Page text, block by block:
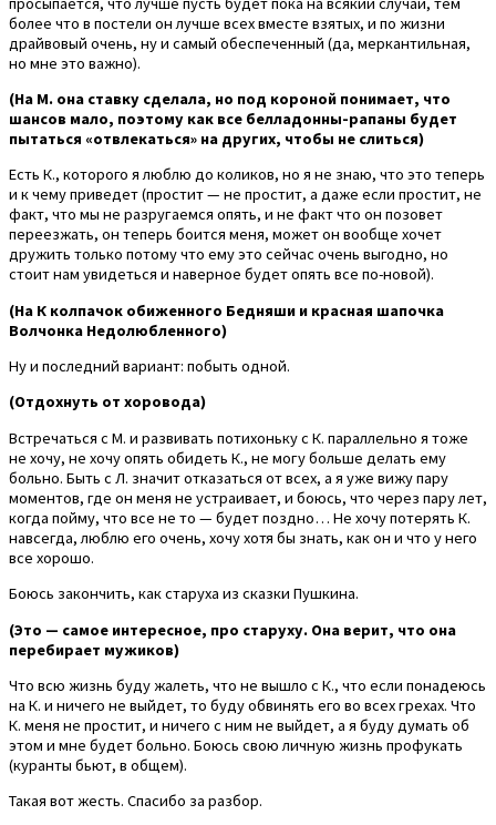
более что в постели он лучше всех вместе взятых, и по жизни
драйвовый очень, ну и самый обеспеченный (да, меркантильная,
но мне это важно).
(На М. она ставку сделала, но под короной понимает, что
шансов мало, поэтому как все белладонны-рапаны будет
пытаться «отвлекаться» на других, чтобы не слиться)
Есть К., которого я люблю до коликов, но я не знаю, что это теперь
и к чему приведет (простит — не простит, а даже если простит, не
факт, что мы не разругаемся опять, и не факт что он позовет
переезжать, он теперь боится меня, может он вообще хочет
дружить только потому что ему это сейчас очень выгодно, но
стоит нам увидеться и наверное будет опять все по-новой).
(На К колпачок обиженного Бедняши и красная шапочка
Волчонка Недолюбленного)
Ну и последний вариант: побыть одной.
(Отдохнуть от хоровода)
Встречаться с М. и развивать потихоньку с К. параллельно я тоже
не хочу, не хочу опять обидеть К., не могу больше делать ему
больно. Быть с Л. значит отказаться от всех, а я уже вижу пару
моментов, где он меня не устраивает, и боюсь, что через пару лет,
когда пойму, что все не то — будет поздно… Не хочу потерять К.
навсегда, люблю его очень, хочу хотя бы знать, как он и что у него
все хорошо.
Боюсь закончить, как старуха из сказки Пушкина.
(Это — самое интересное, про старуху. Она верит, что она
перебирает мужиков)
Что всю жизнь буду жалеть, что не вышло с К., что если понадеюсь
на К. и ничего не выйдет, то буду обвинять его во всех грехах. Что
К. меня не простит, и ничего с ним не выйдет, а я буду думать об
этом и мне будет больно. Боюсь свою личную жизнь профукать
(куранты бьют, в общем).
Такая вот жесть. Спасибо за разбор.